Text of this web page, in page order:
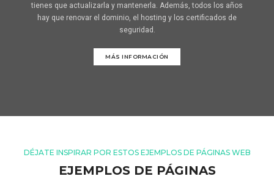
tienes que actualizarla y mantenerla. Además, todos los años
hay que renovar el dominio, el hosting y los certificados de
seguridad.
MÁS INFORMACIÓN
DÉJATE INSPIRAR POR ESTOS EJEMPLOS DE PÁGINAS WEB
EJEMPLOS DE PÁGINAS